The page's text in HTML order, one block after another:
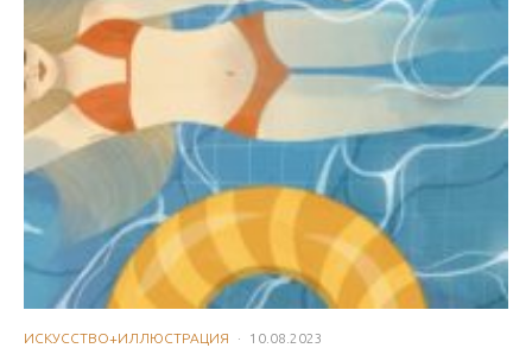
ИСКУССТВО+ИЛЛЮСТРАЦИЯ · 10.08.2023